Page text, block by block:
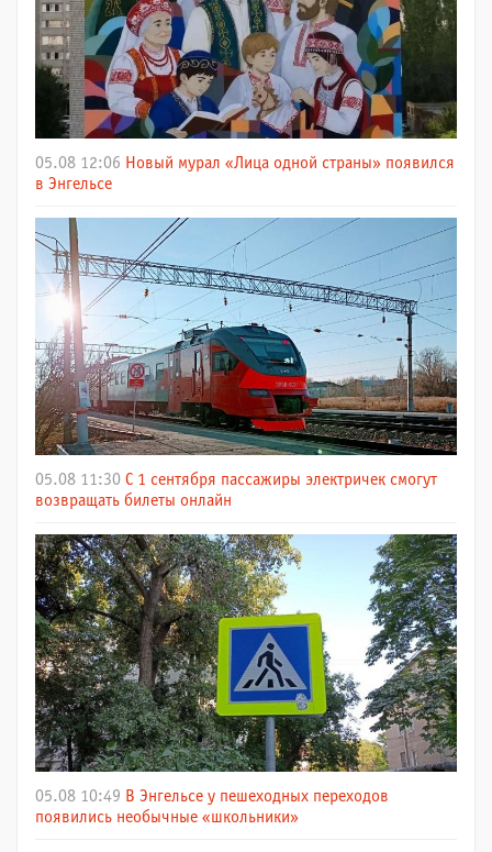
05.08 12:06 Новый мурал «Лица одной страны» появился
в Энгельсе
05.08 11:30 С 1 сентября пассажиры электричек смогут
возвращать билеты онлайн
05.08 10:49 В Энгельсе у пешеходных переходов
появились необычные «школьники»